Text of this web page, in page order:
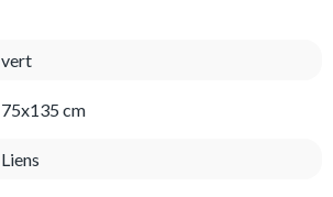
vert
75x135 cm
Liens